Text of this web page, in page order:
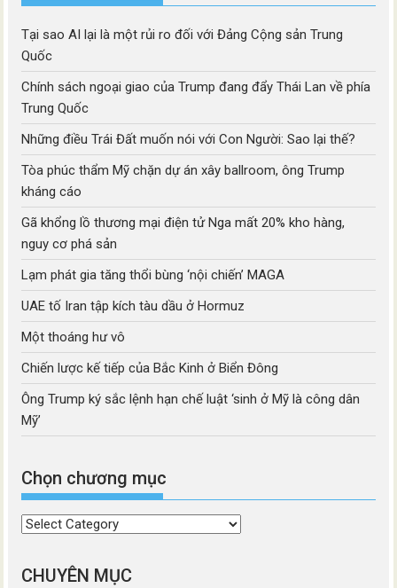
Tại sao AI lại là một rủi ro đối với Đảng Cộng sản Trung
Quốc
Chính sách ngoại giao của Trump đang đẩy Thái Lan về phía
Trung Quốc
Những điều Trái Đất muốn nói với Con Người: Sao lại thế?
Tòa phúc thẩm Mỹ chặn dự án xây ballroom, ông Trump
kháng cáo
Gã khổng lồ thương mại điện tử Nga mất 20% kho hàng,
nguy cơ phá sản
Lạm phát gia tăng thổi bùng ‘nội chiến’ MAGA
UAE tố Iran tập kích tàu dầu ở Hormuz
Một thoáng hư vô
Chiến lược kế tiếp của Bắc Kinh ở Biển Đông
Ông Trump ký sắc lệnh hạn chế luật ‘sinh ở Mỹ là công dân
Mỹ’
Chọn chương mục
Chọn
mục
CHUYÊN MỤC